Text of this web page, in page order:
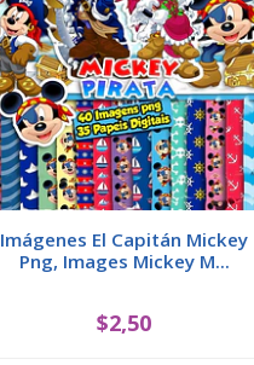
Imágenes El Capitán Mickey
Png, Images Mickey M...
$2,50